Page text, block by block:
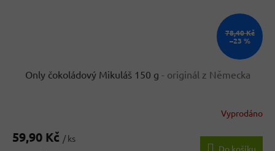
78,40 Kč
–23 %
Only čokoládový Mikuláš 150 g - originál z Německa
Vyprodáno
59,90 Kč / ks